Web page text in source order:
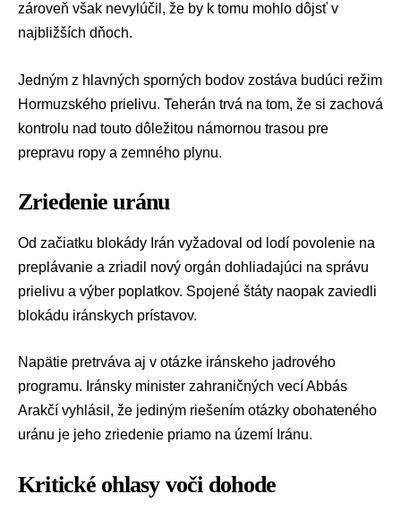
zároveň však nevylúčil, že by k tomu mohlo dôjsť v
najbližších dňoch.
Jedným z hlavných sporných bodov zostáva budúci režim
Hormuzského prielivu. Teherán trvá na tom, že si zachová
kontrolu nad touto dôležitou námornou trasou pre
prepravu ropy a zemného plynu.
Zriedenie uránu
Od začiatku blokády Irán vyžadoval od lodí povolenie na
preplávanie a zriadil nový orgán dohliadajúci na správu
prielivu a výber poplatkov. Spojené štáty naopak zaviedli
blokádu iránskych prístavov.
Napätie pretrváva aj v otázke iránskeho jadrového
programu. Iránsky minister zahraničných vecíAbbás
Arakčí vyhlásil, že jediným riešením otázky obohateného
uránu je jeho zriedenie priamo na území Iránu.
Kritické ohlasy voči dohode